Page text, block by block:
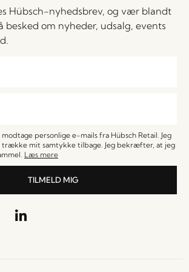
Hübsch-nyhedsbrev, og vær blandt
besked om nyheder, udsalg, events
modtage personlige e-mails fra Hübsch Retail. Jeg
trække mit samtykke tilbage. Jeg bekræfter, at jeg
Læs mere
TILMELD MIG